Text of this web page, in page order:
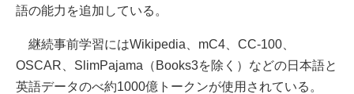
語の能力を追加している。
継続事前学習にはWikipedia、mC4、CC-100、
OSCAR、SlimPajama（Books3を除く）などの日本語と
英語データのべ約1000億トークンが使用されている。